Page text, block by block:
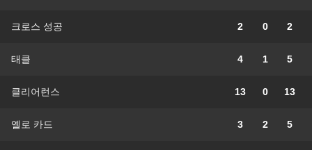
크로스 성공 2 0 2
태클 4 1 5
클리어런스 13 0 13
옐로 카드 3 2 5